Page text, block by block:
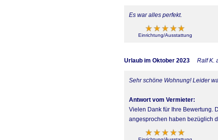
Es war alles perfekt.
Einrichtung/Ausstattung
Urlaub im Oktober 2023 Ralf K.
Sehr schöne Wohnung! Leider
Antwort vom Vermieter:
Vielen Dank für Ihre Bewertung.
angesprochen haben bezüglich